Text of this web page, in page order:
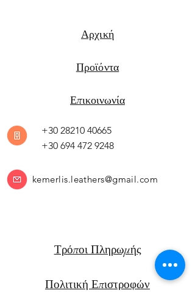
Αρχική
Προϊόντα
Επικοινωνία
+30 28210 40665
+30 694 472 9248
kemerlis.leathers@gmail.com
Τρόποι Πληρωμής
Πολιτική Επιστροφών